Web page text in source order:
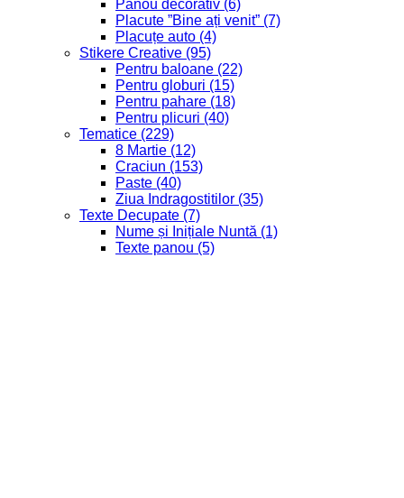
Panou decorativ (6)
Placute ”Bine ați venit” (7)
Placuțe auto (4)
Stikere Creative (95)
Pentru baloane (22)
Pentru globuri (15)
Pentru pahare (18)
Pentru plicuri (40)
Tematice (229)
8 Martie (12)
Craciun (153)
Paste (40)
Ziua Indragostitilor (35)
Texte Decupate (7)
Nume și Inițiale Nuntă (1)
Texte panou (5)